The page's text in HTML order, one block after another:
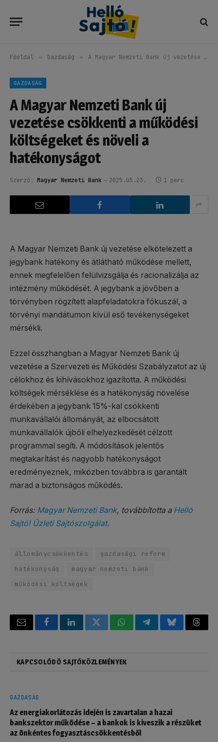
Főoldal » Gazdaság » A Magyar Nemzeti Bank új vezetése csökkenti a működési költségeket és növeli a hatékonyságot
GAZDASÁG
A Magyar Nemzeti Bank új
vezetése csökkenti a működési
költségeket és növeli a
hatékonyságot
Szerző: Magyar Nemzeti Bank 2025.05.23. 1 perc
A Magyar Nemzeti Bank új vezetése elkötelezett a
jegybank hatékony és átlátható működése mellett,
ennek megfelelően felülvizsgálja és racionalizálja az
intézmény működését. A jegybank a jövőben a
törvényben rögzített alapfeladatokra fókuszál, a
törvényi mandátumon kívül eső tevékenységeket
mérsékli.
Ezzel összhangban a Magyar Nemzeti Bank új
vezetése a Szervezeti és Működési Szabályzatot az új
célokhoz és kihívásokhoz igazította. A működési
költségek mérséklése és a hatékonyság növelése
érdekében a jegybank 15%-kal csökkenti
munkavállalói állományát, az elbocsátott
munkavállalók újbóli elhelyezkedését célzott
programmal segíti. A módosítások jelentős
megtakarítást és nagyobb hatékonyságot
eredményeznek, miközben továbbra is garantált
marad a biztonságos működés.
Forrás: Magyar Nemzeti Bank, továbbította a Helló
Sajtó! Üzleti Sajtószolgálat.
állománycsökkentés
gazdasági reform
hatékonyság
magyar nemzeti bank
működési költségek
Email FacebookLinkedInTwitterWhatsAppTelegramBluesky
KAPCSOLÓDÓ SAJTÓKÖZLEMÉNYEK
GAZDASÁG
Az energiakorlátozás idején is zavartalan a hazai
bankszektor működése – a bankok is kiveszik a részüket
az önkéntes fogyasztáscsökkentésből